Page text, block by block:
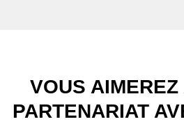
VOUS
PARTENARIAT